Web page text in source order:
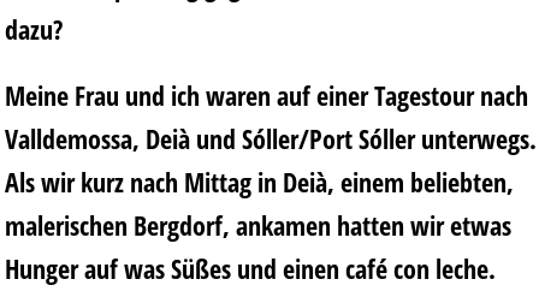
dazu?
Meine Frau und ich waren auf einer Tagestour nach
Valldemossa, Deià und Sóller/Port Sóller unterwegs.
Als wir kurz nach Mittag in Deià, einem beliebten,
malerischen Bergdorf, ankamen hatten wir etwas
Hunger auf was Süßes und einen café con leche.